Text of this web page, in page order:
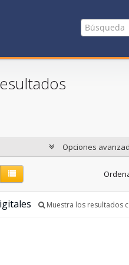
Opciones
Muestra los resultados